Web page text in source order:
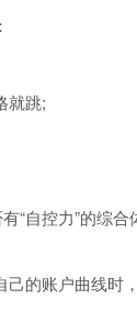
就跳;
“自控力”的综
的账户曲线时